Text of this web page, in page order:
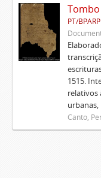
PT/
1515.
relativos
urbanas,
Canto,